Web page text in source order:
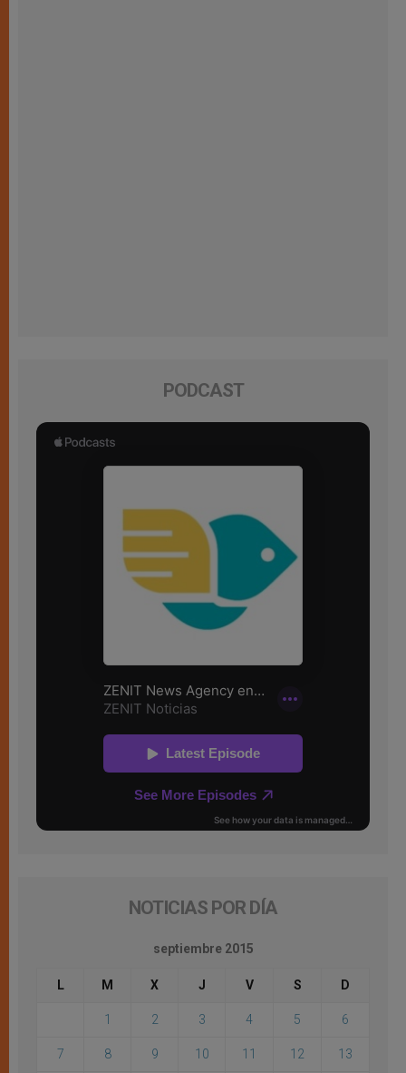
PODCAST
NOTICIAS POR DÍA
septiembre 2015
L M X J V S D
1 2 3 4 5 6
7 8 9 10 11 12 13